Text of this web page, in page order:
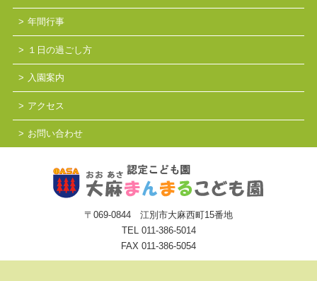
年間行事
１日の過ごし方
入園案内
アクセス
お問い合わせ
〒069-0844 江別市大麻西町15番地
TEL 011-386-5014
FAX 011-386-5054